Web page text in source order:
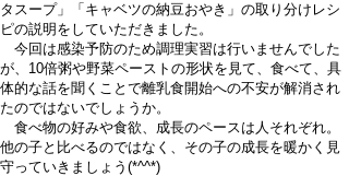
タスープ」「キャベツの納豆おやき」の取り分けレシ
ピの説明をしていただきました。
今回は感染予防のため調理実習は行いませんでした
が、10倍粥や野菜ペーストの形状を見て、食べて、具
体的な話を聞くことで離乳食開始への不安が解消され
たのではないでしょうか。
食べ物の好みや食欲、成長のペースは人それぞれ。
他の子と比べるのではなく、その子の成長を暖かく見
守っていきましょう(*^^*)